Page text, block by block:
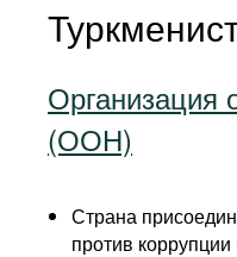
Организация
(ООН)
Страна
против коррупции